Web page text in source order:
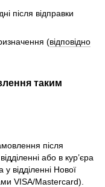
після відправки
(відповідно
таким
після
або в кур’єра
відділенні Нової
VISA/Mastercard).